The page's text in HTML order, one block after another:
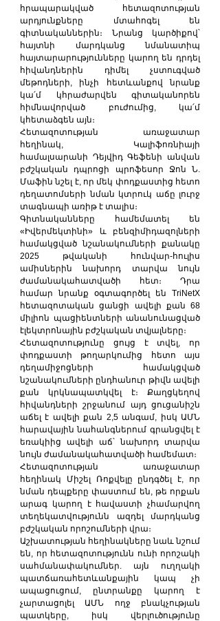
հրապարակված հետազոտության
արդյունքները մտահոգել են
գիտնականներին։ Նրանց կարծիքով՝
հայտնի մարդկանց նմանատիպ
հայտարարությունները կարող են դրդել
հիվանդներին դիմել չստուգված
մեթոդների, ինչի հետևանքով նրանք
կա՛մ կհրաժարվեն գիտականորեն
հիմնավորված բուժումից, կա՛մ
կհետաձգեն այն։
Հետազոտության առաջատար
հեղինակ, Կալիֆոռնիայի
համալսարանի Դեյվիդ Գեֆենի անվան
բժշկական դպրոցի պրոֆեսոր Ջոն Ն.
Մաֆին նշել է, որ մեկ փոդքաստից հետո
դեղատոմսերի նման կտրուկ աճը լուրջ
տագնապի առիթ է տալիս։
Գիտնականները համեմատել են
«Իվերմեկտինի» և բենզիմիդազոլների
համակցված նշանակումների քանակը
2025 թվականի հունվար-հուլիս
ամիսներին նախորդ տարվա նույն
ժամանակահատվածի հետ։ Դրա
համար նրանք օգտագործել են TriNetX
հետազոտական ցանցի ավելի քան 68
միլիոն պացիենտների անանունացված
էլեկտրոնային բժշկական տվյալները։
Հետազոտությունը ցույց է տվել, որ
փոդքաստի թողարկումից հետո այս
դեղամիջոցների համակցված
նշանակումների ընդհանուր թիվն ավելի
քան կրկնապատկվել է։ Քաղցկեղով
հիվանդների շրջանում այդ ցուցանիշն
աճել է ավելի քան 2,5 անգամ, իսկ ԱՄՆ
հարավային նահանգներում գրանցվել է
եռակիից ավելի աճ՝ նախորդ տարվա
նույն ժամանակահատվածի համեմատ։
Հետազոտության առաջատար
հեղինակ Միշել Ռոքվելը ընդգծել է, որ
նման դեպքերը փաստում են, թե որքան
արագ կարող է հավաստի չհամարվող
տեղեկատվությունն ազդել մարդկանց
բժշկական որոշումների վրա։
Աշխատության հեղինակները նաև նշում
են, որ հետազոտությունն ունի որոշակի
սահմանափակումներ. այն ուղղակի
պատճառահետևանքային կապ չի
ապացուցում, ընտրանքը կարող է
չարտացոլել ԱՄՆ ողջ բնակչության
պատկերը, իսկ վերլուծությունը